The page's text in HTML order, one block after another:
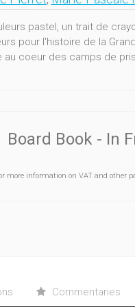
pastel, un trait de
pour l'histoire de la
au coeur des camps de
Bourrée foulant le sol
les historiens ont
entièrement révélée par
Board Book - In
more information on VAT and other
Commentaries